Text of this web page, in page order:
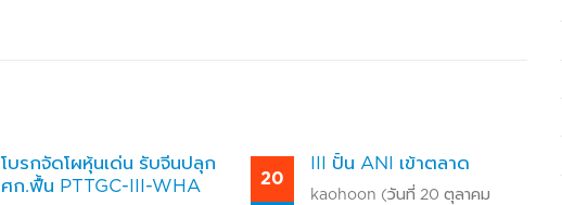
โบรกจัดโผหุ้นเด่น รับจีนปลุก
ศก.ฟื้น PTTGC-III-WHA
20
III ปั้น ANI เข้าตลาด
kaohoon (วันที่ 20 ตุลาคม